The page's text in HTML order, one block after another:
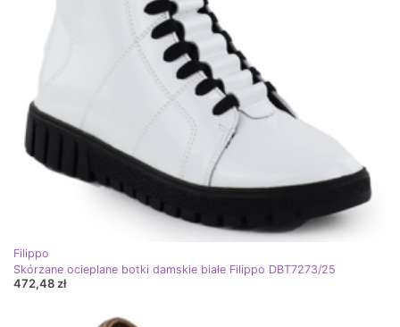
Filippo
Skórzane ocieplane botki damskie białe Filippo DBT7273/25
472,48 zł